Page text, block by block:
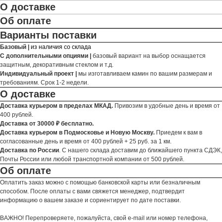
О доставке
Об оплате
Варианты поставки
Базовый | из наличия со склада
С дополнительными опциями | базовый вариант на выбор оснащается
защитным, декоративным стеклом и т.д.
Индивидуальный проект | мы изготавливаем камин по вашим размерам и
требованиям. Срок 1-2 недели.
О доставке
Доставка курьером в пределах МКАД. Привозим в удобные день и время от
400 рублей.
Доставка от 30000 ₽ бесплатно.
Доставка курьером в Подмосковье и Новую Москву. Приедем к вам в
согласованные день и время от 400 рублей + 25 руб. за 1 км.
Доставка по России . С нашего склада доставим до ближайшего пункта СДЭК,
Почты России или любой транспортной компании от 500 рублей.
Об оплате
Оплатить заказ можно с помощью банковской карты или безналичным
способом. После оплаты с вами свяжется менеджер, подтвердит
информацию о вашем заказе и сориентирует по дате поставки.
ВАЖНО! Перепроверяете, пожалуйста, свой e-mail или номер телефона,